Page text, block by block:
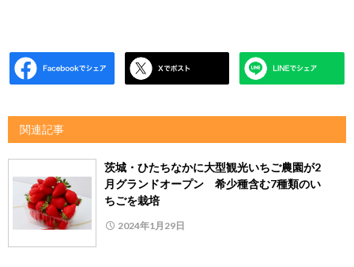
関連記事
茨城・ひたちなかに大型観光いちご農園が2
月グランドオープン 希少種含む7種類のい
ちごを栽培
2024年1月29日